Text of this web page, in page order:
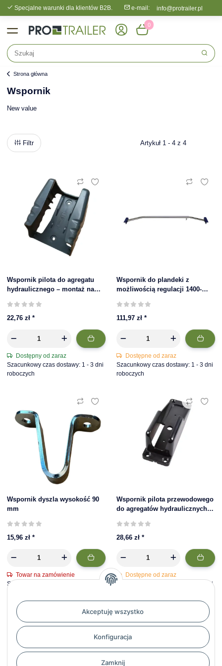
Akceptuję wszystko
Konfiguracja
Zamknij
Specjalne warunki dla klientów B2B. e-mail: info@protrailer.pl
0
Strona główna
Wspornik
New value
Filtr Artykuł 1 - 4 z 4
Wspornik pilota do agregatu
hydraulicznego – montaż na
22,76 zł *
Dostępny od zaraz
Szacunkowy czas dostawy: 1 - 3 dni
roboczych
Wspornik do plandeki z
możliwością regulacji 1400-
111,97 zł *
Dostępne od zaraz
Szacunkowy czas dostawy: 1 - 3 dni
roboczych
Wspornik dyszla wysokość 90
mm
15,96 zł *
Towar na zamówienie
Szacunkowy czas dostawy: 11 - 13
Wspornik pilota przewodowego
do agregatów hydraulicznych
28,66 zł *
Dostępne od zaraz
Szacunkowy czas dostawy: 1 - 3 dni